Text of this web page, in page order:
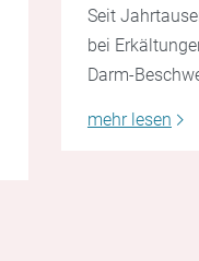
Seit
bei
Darm-
mehr lesen